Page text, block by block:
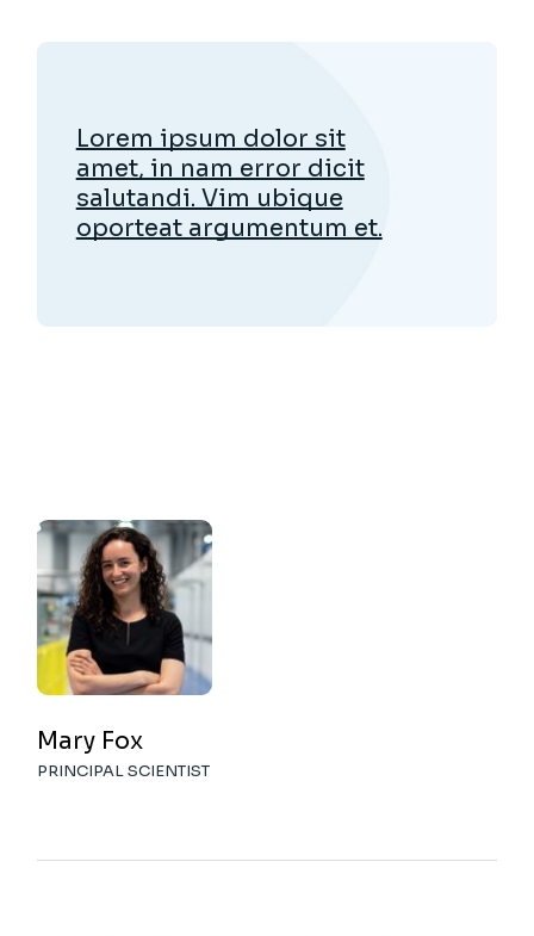
Lorem ipsum dolor sit
amet, in nam error dicit
salutandi. Vim ubique
oporteat argumentum et.
Mary Fox
PRINCIPAL SCIENTIST